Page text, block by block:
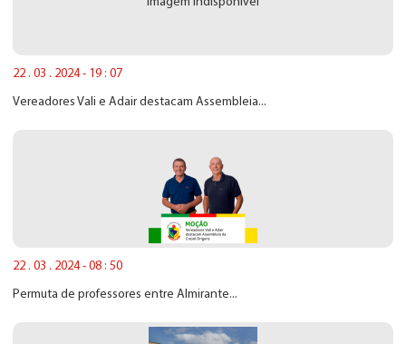
22 . 03 . 2024 - 19 : 07
Vereadores Vali e Adair destacam Assembleia...
22 . 03 . 2024 - 08 : 50
Permuta de professores entre Almirante...